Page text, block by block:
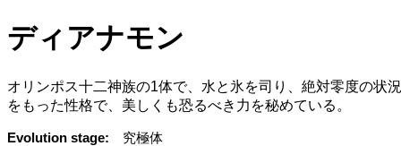
ディアナモン
オリンポス十二神族の1体で、水と氷を司り、絶対零度の状
をもった性格で、美しくも恐るべき力を秘めている。
Evolution stage
究極体